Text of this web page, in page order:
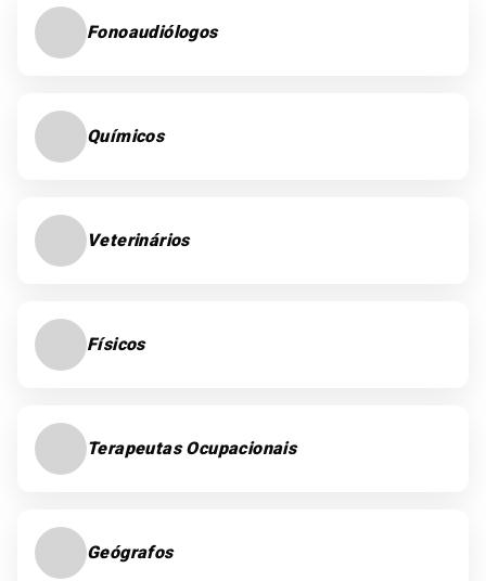
Fonoaudiólogos
Químicos
Veterinários
Físicos
Terapeutas Ocupacionais
Geógrafos